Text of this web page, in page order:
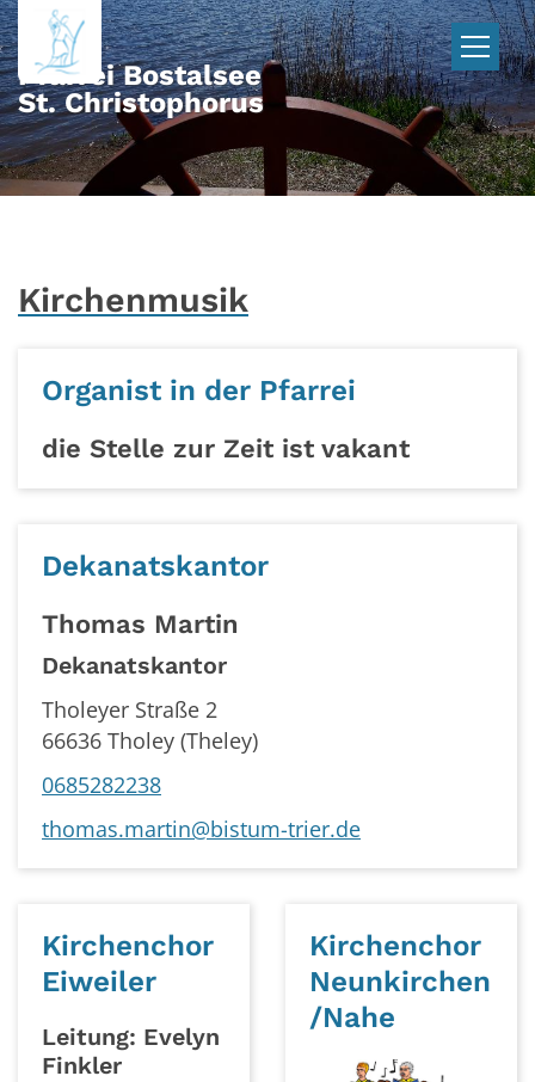
Zum Inhalt springen
Pfarrei Bostalsee
St. Christophorus
Kirchenmusik
Organist in der Pfarrei
die Stelle zur Zeit ist vakant
Dekanatskantor
Thomas Martin
Dekanatskantor
Tholeyer Straße 2
66636 Tholey (Theley)
0685282238
thomas.martin@bistum-trier.de
Kirchenchor
Eiweiler
Leitung: Evelyn
Finkler
Kirchenchor
Neunkirchen
/Nahe